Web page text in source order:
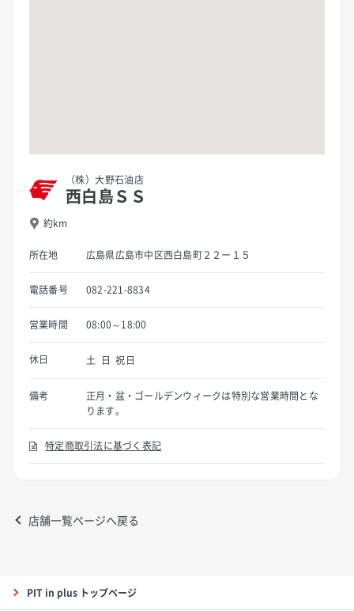
（株）大野石油店
西白島ＳＳ
約km
所在地 広島県広島市中区西白島町２２ー１５
電話番号 082-221-8834
営業時間 08:00～18:00
休日 土 日 祝日
備考
正月・盆・ゴールデンウィークは特別な営業時間とな
ります。
特定商取引法に基づく表記
店舗一覧ページへ戻る
PIT in plus トップページ